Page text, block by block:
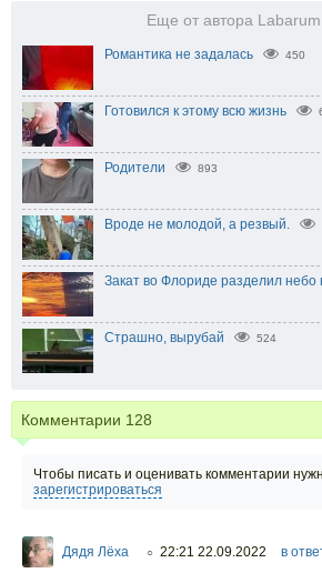
Еще от автора Labarum
Романтика не задалась 450
Готовился к этому всю жизнь
Родители 893
Вроде не молодой, а резвый.
Закат во Флориде разделил небо
Страшно, вырубай 524
Комментарии 128
Чтобы писать и оценивать комментарии
зарегистрироваться
Дядя Лёха ○ 22:21 22.09.2022 в